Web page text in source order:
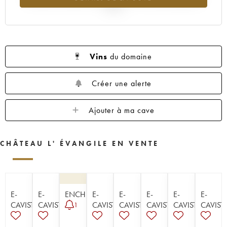
Vins du domaine
Créer une alerte
Ajouter à ma cave
CHÂTEAU L' ÉVANGILE EN VENTE
E-
CAVISTE
E-
CAVISTE
ENCHÈRE
1
E-
CAVISTE
E-
CAVISTE
E-
CAVISTE
E-
CAVISTE
E-